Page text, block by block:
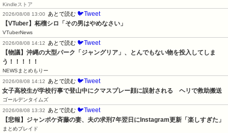
Kindleストア
2026/08/08 13:00
あとで読む 🐦Tweet
【VTuber】柘榴シロ「その男はやめなさい」
VTuberNews
2026/08/08 14:12
あとで読む 🐦Tweet
【物議】沖縄の大型パーク「ジャングリア」、とんでもない物を投入してしま
う！！！！！
NEWSまとめもりー
2026/08/08 14:12
あとで読む 🐦Tweet
女子高校生が学校行事で登山中にクマスプレー顔に誤射される　ヘリで救助搬送
ゴールデンタイムズ
2026/08/08 13:32
あとで読む 🐦Tweet
【悲報】ジャンポケ斉藤の妻、夫の求刑7年翌日にInstagram更新「楽しすぎた」
まとめブレイド